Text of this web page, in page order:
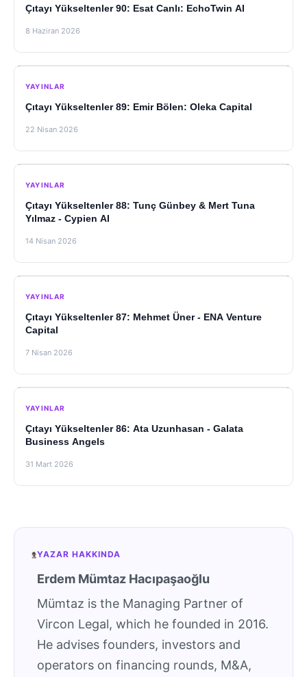
Çıtayı Yükseltenler 90: Esat Canlı: EchoTwin AI
8 Haziran 2026
YAYINLAR
Çıtayı Yükseltenler 89: Emir Bölen: Oleka Capital
22 Nisan 2026
YAYINLAR
Çıtayı Yükseltenler 88: Tunç Günbey & Mert Tuna
Yılmaz - Cypien AI
14 Nisan 2026
YAYINLAR
Çıtayı Yükseltenler 87: Mehmet Üner - ENA Venture
Capital
7 Nisan 2026
YAYINLAR
Çıtayı Yükseltenler 86: Ata Uzunhasan - Galata
Business Angels
31 Mart 2026
YAZAR HAKKINDA
Erdem Mümtaz Hacıpaşaoğlu
Mümtaz is the Managing Partner of
Vircon Legal, which he founded in 2016.
He advises founders, investors and
operators on financing rounds, M&A,